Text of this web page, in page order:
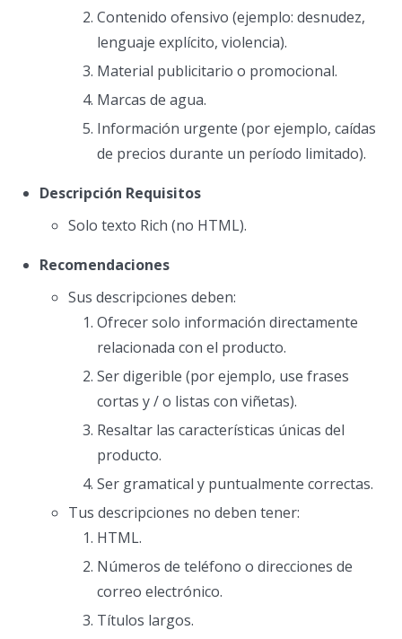
Contenido ofensivo (ejemplo: desnudez,
lenguaje explícito, violencia).
Material publicitario o promocional.
Marcas de agua.
Información urgente (por ejemplo, caídas
de precios durante un período limitado).
Descripción Requisitos
Solo texto Rich (no HTML).
Recomendaciones
Sus descripciones deben:
Ofrecer solo información directamente
relacionada con el producto.
Ser digerible (por ejemplo, use frases
cortas y / o listas con viñetas).
Resaltar las características únicas del
producto.
Ser gramatical y puntualmente correctas.
Tus descripciones no deben tener:
HTML.
Números de teléfono o direcciones de
correo electrónico.
Títulos largos.